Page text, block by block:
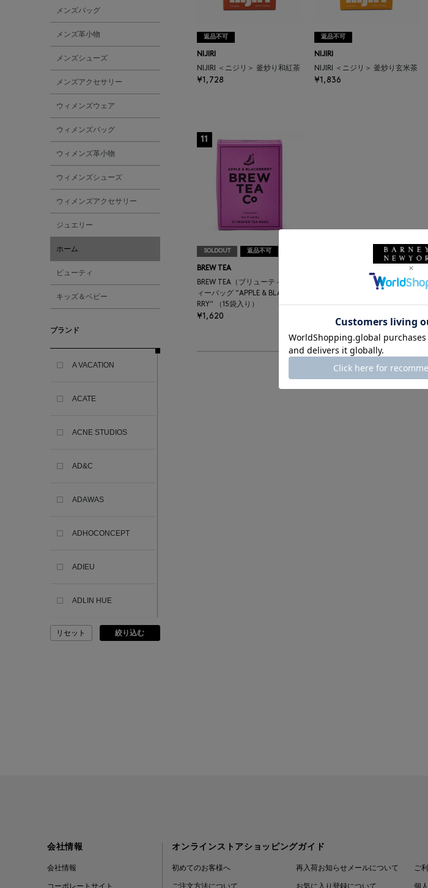
メンズバッグ
メンズ革小物
メンズシューズ
メンズアクセサリー
ウィメンズウェア
ウィメンズバッグ
ウィメンズ革小物
ウィメンズシューズ
ウィメンズアクセサリー
ジュエリー
ホーム
ビューティ
キッズ＆ベビー
ブランド
A VACATION
ACATE
ACNE STUDIOS
AD&C
ADAWAS
ADHOCONCEPT
ADIEU
ADLIN HUE
ADVISORY BOARD
リセット 絞り込む
返品不可
NIJIRI
NIJIRI ＜ニジリ＞ 釜炒り和紅茶
¥1,728
返品不可
NIJIRI
NIJIRI ＜ニジリ＞ 釜炒り玄米茶
¥1,836
11
SOLDOUT 返品不可
BREW TEA
BREW TEA（ブリューティーテ
ィーバッグ “APPLE & BLACKBE
RRY“ （15袋入り）
¥1,620
会社情報
会社情報
オンラインストアショッピングガイド
初めてのお客様へ 再入荷お知らせメールについて ご